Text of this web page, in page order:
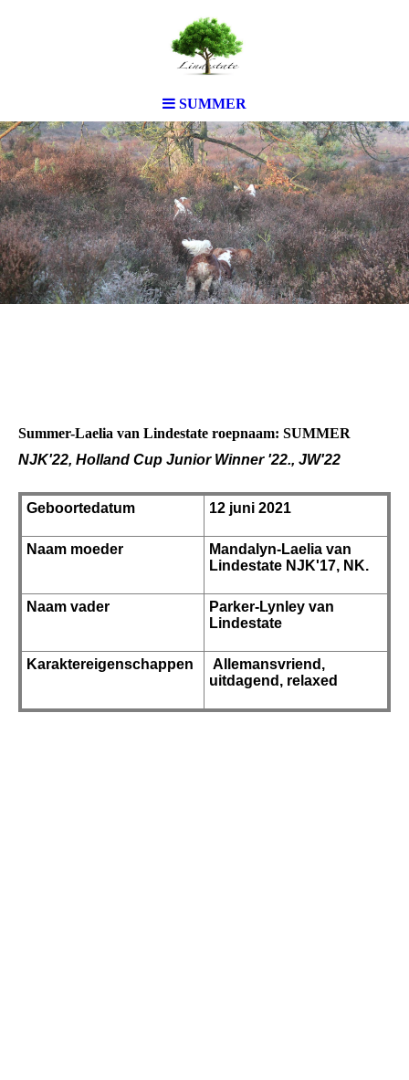
SUMMER
Summer-Laelia van Lindestate roepnaam: SUMMER
NJK'22, Holland Cup Junior Winner '22., JW'22
Geboortedatum 12 juni 2021
Naam moeder
Mandalyn-Laelia van
Lindestate NJK'17, NK.
Naam vader
Parker-Lynley van
Lindestate
Karaktereigenschappen
Allemansvriend,
uitdagend, relaxed